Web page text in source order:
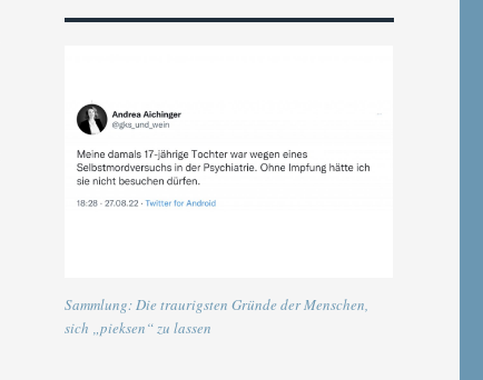
Sammlung: Die traurigsten Gründe der Menschen,
sich „pieksen“ zu lassen